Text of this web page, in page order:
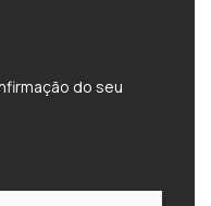
do seu